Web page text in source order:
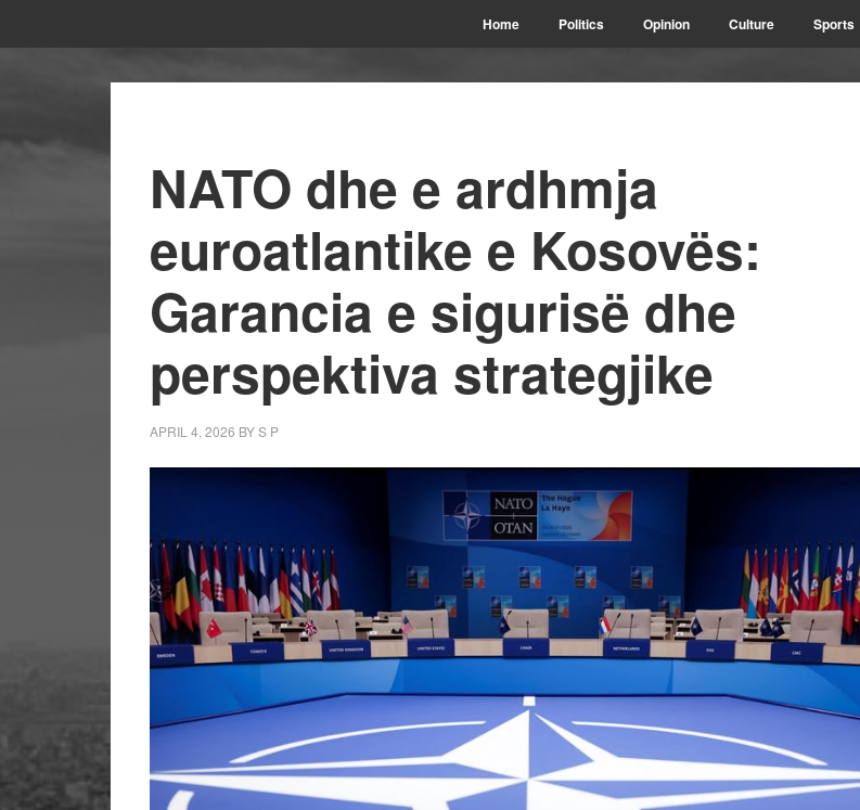
Home Politics Opinion Culture Sports
NATO dhe e ardhmja
euroatlantike e Kosovës:
Garancia e sigurisë dhe
perspektiva strategjike
APRIL 4, 2026 BYS P